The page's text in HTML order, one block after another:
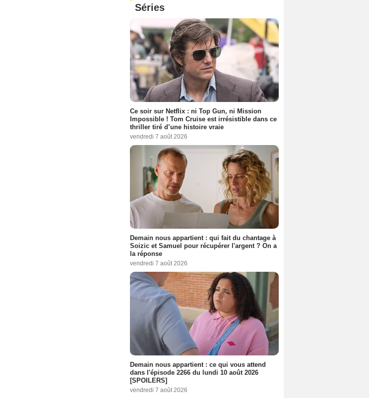
Séries
Ce soir sur Netflix : ni Top Gun, ni Mission
Impossible ! Tom Cruise est irrésistible dans ce
thriller tiré d’une histoire vraie
vendredi 7 août 2026
Demain nous appartient : qui fait du chantage à
Soizic et Samuel pour récupérer l'argent ? On a
la réponse
vendredi 7 août 2026
Demain nous appartient : ce qui vous attend
dans l'épisode 2266 du lundi 10 août 2026
[SPOILERS]
vendredi 7 août 2026